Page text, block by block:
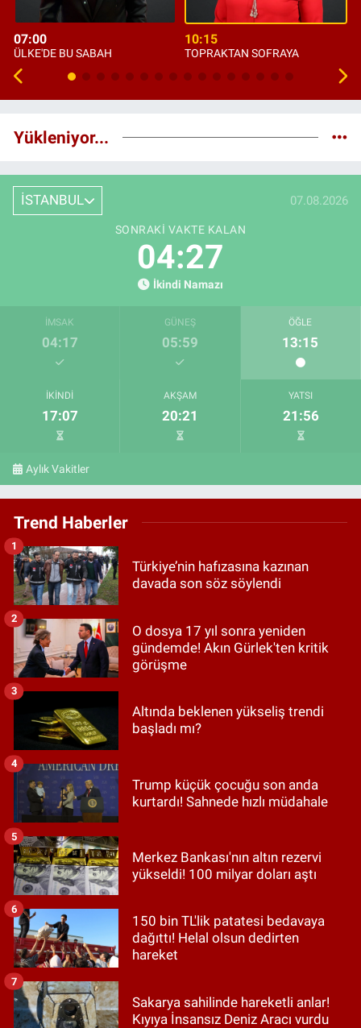
07:00
ÜLKE'DE BU SABAH
10:15
TOPRAKTAN SOFRAYA
Yükleniyor...
İSTANBUL 07.08.2026
SONRAKI VAKTE KALAN
04:26
İkindi Namazı
İMSAK
04:17
GÜNEŞ
05:59
ÖĞLE
13:15
İKINDI
17:07
AKŞAM
20:21
YATSI
21:56
Aylık Vakitler
Trend Haberler
Türkiye’nin hafızasına kazınan
davada son söz söylendi
1
O dosya 17 yıl sonra yeniden
gündemde! Akın Gürlek'ten kritik
görüşme
2
Altında beklenen yükseliş trendi
başladı mı?
3
Trump küçük çocuğu son anda
kurtardı! Sahnede hızlı müdahale
4
Merkez Bankası'nın altın rezervi
yükseldi! 100 milyar doları aştı
5
150 bin TL'lik patatesi bedavaya
dağıttı! Helal olsun dedirten
hareket
6
Sakarya sahilinde hareketli anlar!
Kıyıya İnsansız Deniz Aracı vurdu
7